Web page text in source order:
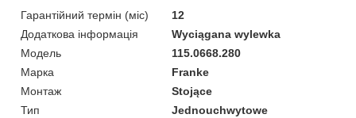
Гарантійний термін (міс)
12
Додаткова інформація
Wyciągana wylewka
Мoдель
115.0668.280
Марка
Franke
Монтаж
Stojące
Тип
Jednouchwytowe